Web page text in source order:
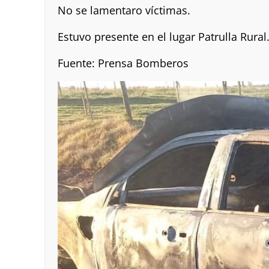
No se lamentaro víctimas.
Estuvo presente en el lugar Patrulla
Fuente: Prensa Bomberos